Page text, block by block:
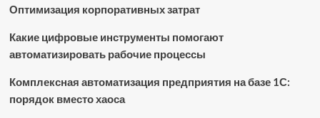
Оптимизация корпоративных затрат
Какие цифровые инструменты помогают
автоматизировать рабочие процессы
Комплексная автоматизация предприятия на базе 1С:
порядок вместо хаоса